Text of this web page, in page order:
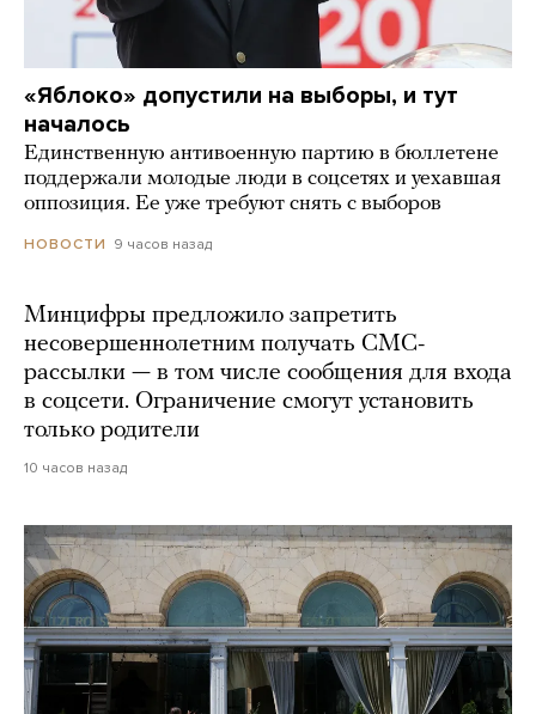
«Яблоко» допустили на выборы, и тут
началось
Единственную антивоенную партию в бюллетене
поддержали молодые люди в соцсетях и уехавшая
оппозиция. Ее уже требуют снять с выборов
НОВОСТИ 9 часов назад
Минцифры предложило запретить
несовершеннолетним получать СМС-
рассылки — в том числе сообщения для входа
в соцсети. Ограничение смогут установить
только родители
10 часов назад